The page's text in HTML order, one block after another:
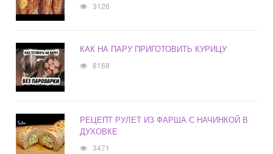
3126
КАК НА ПАРУ ПРИГОТОВИТЬ КУРИЦУ
8168
РЕЦЕПТ РУЛЕТ ИЗ ФАРША С НАЧИНКОЙ В
ДУХОВКЕ
3471